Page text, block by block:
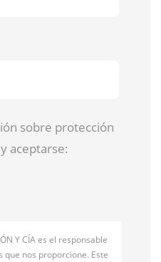
sobre protección
aceptarse:
Y CÍA es el responsable
nos proporcione. Este